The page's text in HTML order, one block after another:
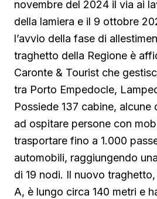
novembre del 2024 il via ai
della lamiera e il 9 ottobre
l’avvio della fase di
traghetto della Regione è
Caronte & Tourist che
tra Porto Empedocle,
Possiede 137 cabine, alcune
ad ospitare persone con
trasportare fino a 1.000
automobili, raggiungendo
di 19 nodi. Il nuovo
A, è lungo circa 140 metri e